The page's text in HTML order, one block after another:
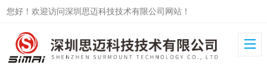
您好！欢迎访问深圳思迈科技技术有限公司网站！